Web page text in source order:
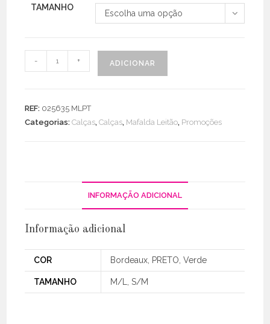
TAMANHO
Escolha uma opção
Quantidade
de
- + ADICIONAR
REF: 025635 MLPT
Categorias:Calças,Calças, Mafalda Leitão, Promoções
INFORMAÇÃO ADICIONAL
Informação adicional
COR Bordeaux, PRETO, Verde
TAMANHO M/L, S/M